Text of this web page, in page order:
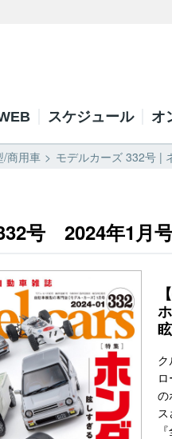
スケジュール オ
/商用車 モデルカーズ 332号 |
号 2024年1月
の